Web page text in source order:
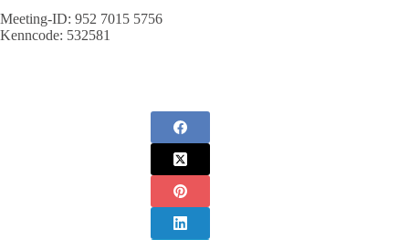
Meeting-ID: 952 7015 5756
Kenncode: 532581